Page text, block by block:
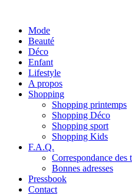
Mode
Beauté
Déco
Enfant
Lifestyle
A propos
Shopping
Shopping printemps
Shopping Déco
Shopping sport
Shopping Kids
F.A.Q.
Correspondance des
Bonnes adresses
Pressbook
Contact